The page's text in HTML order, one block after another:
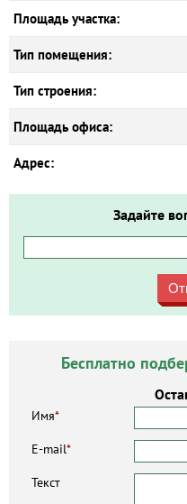
Площадь участка:
Тип помещения:
Тип строения:
Площадь офиса:
Адрес:
Задайте
Бесплатно
Имя*
E-mail*
Текст